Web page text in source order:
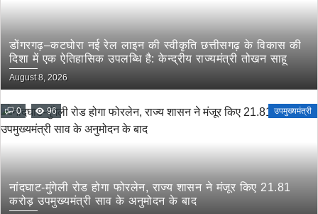
डोंगरगढ़–कटघोरा नई रेल लाइन की स्वीकृति छत्तीसगढ़ के विकास की
दिशा में एक ऐतिहासिक उपलब्धि है: केन्द्रीय राज्यमंत्री तोखन साहू
August 8, 2026
0 96 उपमुख्यमंत्री
नांदघाट-मुंगेली रोड होगा फोरलेन, राज्य शासन ने मंजूर किए 21.81
करोड़ उपमुख्यमंत्री साव के अनुमोदन के बाद